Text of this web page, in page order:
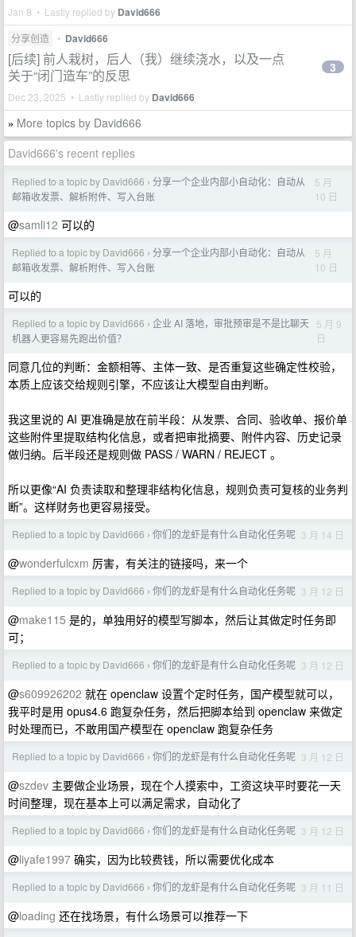
Jan 8 • Lastly replied by David666
分享创造 • David666
[后续] 前人栽树，后人（我）继续浇水，以及一点
关于“闭门造车”的反思
Dec 23, 2025 • Lastly replied by David666
3
» More topics by David666
David666's recent replies
Replied to a topic by David666 › 分享一个企业内部小自动化：自动从
邮箱收发票、解析附件、写入台账
5 月
10 日
@samli12 可以的
Replied to a topic by David666 › 分享一个企业内部小自动化：自动从
邮箱收发票、解析附件、写入台账
5 月
10 日
可以的
Replied to a topic by David666 › 企业 AI 落地，审批预审是不是比聊天
机器人更容易先跑出价值？
5 月 9
日
同意几位的判断：金额相等、主体一致、是否重复这些确定性校验，
本质上应该交给规则引擎，不应该让大模型自由判断。
我这里说的 AI 更准确是放在前半段：从发票、合同、验收单、报价单
这些附件里提取结构化信息，或者把审批摘要、附件内容、历史记录
做归纳。后半段还是规则做 PASS / WARN / REJECT 。
所以更像“AI 负责读取和整理非结构化信息，规则负责可复核的业务判
断”。这样财务也更容易接受。
Replied to a topic by David666 › 你们的龙虾是有什么自动化任务呢 3 月 14 日
@wonderfulcxm 厉害，有关注的链接吗，来一个
Replied to a topic by David666 › 你们的龙虾是有什么自动化任务呢 3 月 12 日
@make115 是的，单独用好的模型写脚本，然后让其做定时任务即
可；
Replied to a topic by David666 › 你们的龙虾是有什么自动化任务呢 3 月 12 日
@s609926202 就在 openclaw 设置个定时任务，国产模型就可以，
我平时是用 opus4.6 跑复杂任务，然后把脚本给到 openclaw 来做定
时处理而已，不敢用国产模型在 openclaw 跑复杂任务
Replied to a topic by David666 › 你们的龙虾是有什么自动化任务呢 3 月 12 日
@szdev 主要做企业场景，现在个人摸索中，工资这块平时要花一天
时间整理，现在基本上可以满足需求，自动化了
Replied to a topic by David666 › 你们的龙虾是有什么自动化任务呢 3 月 12 日
@liyafe1997 确实，因为比较费钱，所以需要优化成本
Replied to a topic by David666 › 你们的龙虾是有什么自动化任务呢 3 月 11 日
@loading 还在找场景，有什么场景可以推荐一下